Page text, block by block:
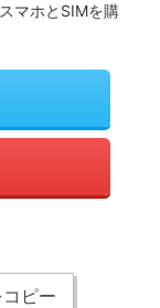
マホとSIMを購
ピー